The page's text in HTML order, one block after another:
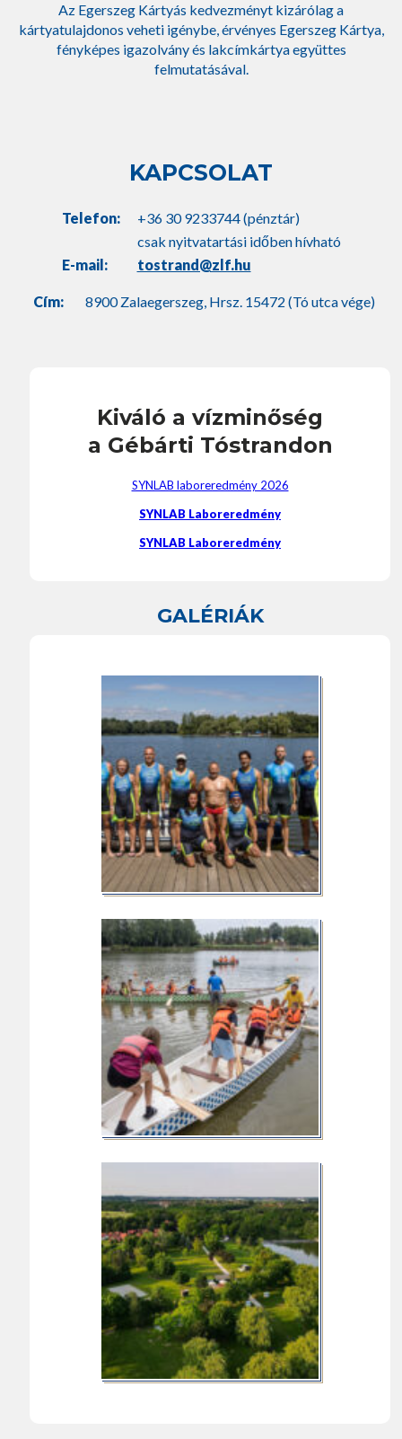
Az Egerszeg Kártyás kedvezményt kizárólag a
kártyatulajdonos veheti igénybe, érvényes Egerszeg Kártya,
fényképes igazolvány és lakcímkártya együttes
felmutatásával.
KAPCSOLAT
Telefon:
+36 30 9233744 (pénztár)
csak nyitvatartási időben hívható
E-mail:
tostrand@zlf.hu
Cím:8900 Zalaegerszeg, Hrsz. 15472 (Tó utca vége)
Kiváló a vízminőség
a Gébárti Tóstrandon
SYNLAB laboreredmény 2026
SYNLAB Laboreredmény
SYNLAB Laboreredmény
GALÉRIÁK